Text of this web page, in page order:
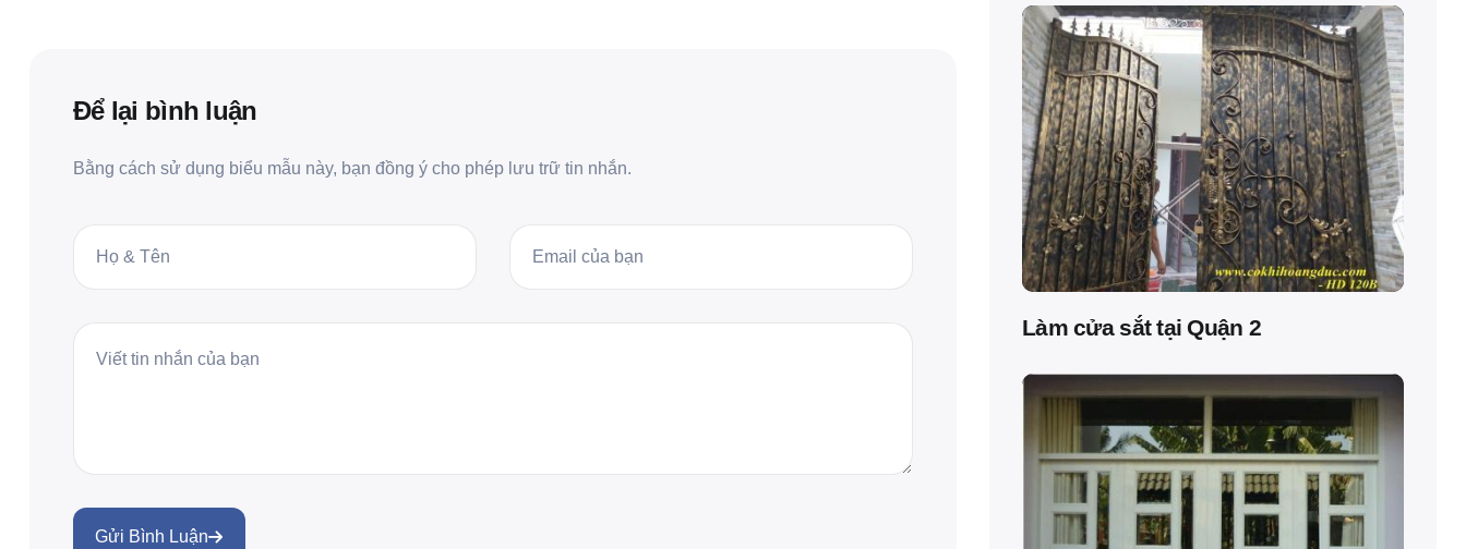
Để lại bình luận
Bằng cách sử dụng biểu mẫu này, bạn đồng ý cho phép lưu trữ tin nhắn.
Gửi Bình Luận
Làm cửa sắt tại Quận 2